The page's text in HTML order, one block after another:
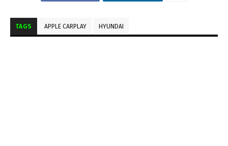
TAGS APPLE CARPLAY HYUNDAI